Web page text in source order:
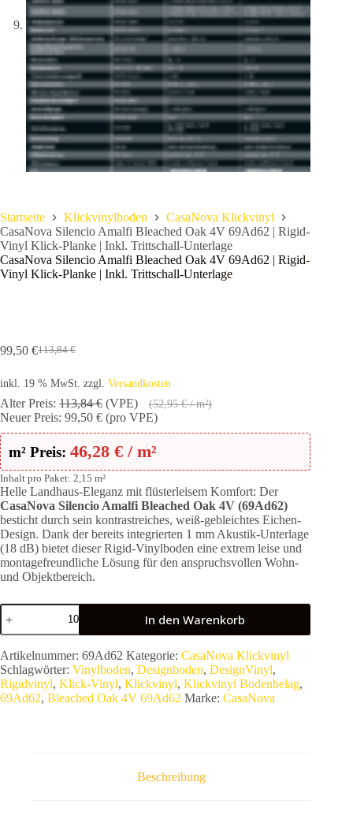
Startseite Klickvinylboden
CasaNova Klickvinyl
CasaNova Silencio Amalfi Bleached Oak 4V 69Ad62 | Rigid-
Vinyl Klick-Planke | Inkl. Trittschall-Unterlage
CasaNova Silencio Amalfi Bleached Oak 4V 69Ad62 | Rigid-
Vinyl Klick-Planke | Inkl. Trittschall-Unterlage
113,84€
Ursprünglicher
war:
113,84 €
99,50 €Aktueller
ist:
99,50 €.
inkl. 19 % MwSt. zzgl. Versandkosten
Alter Preis: 113,84€ (VPE) (52,95€/ m²)
Neuer Preis: 99,50 € (pro VPE)
m² Preis: 46,28 € / m²
Inhalt pro Paket: 2,15 m²
Helle Landhaus-Eleganz mit flüsterleisem Komfort: Der
CasaNova Silencio Amalfi Bleached Oak 4V (69Ad62)
besticht durch sein kontrastreiches, weiß-gebleichtes Eichen-
Design. Dank der bereits integrierten 1 mm Akustik-Unterlage
(18 dB) bietet dieser Rigid-Vinylboden eine extrem leise und
montagefreundliche Lösung für den anspruchsvollen Wohn-
und Objektbereich.
CasaNova
Silencio
Amalfi
Bleached
Oak
4V
69Ad62
|
In den Warenkorb
Artikelnummer: 69Ad62 Kategorie: CasaNova Klickvinyl
Schlagwörter: Vinylboden, Designboden, DesignVinyl,
Rigidvinyl, Klick-Vinyl, Klickvinyl, Klickvinyl Bodenbelag,
69Ad62, Bleached Oak 4V 69Ad62 Marke: CasaNova
Beschreibung